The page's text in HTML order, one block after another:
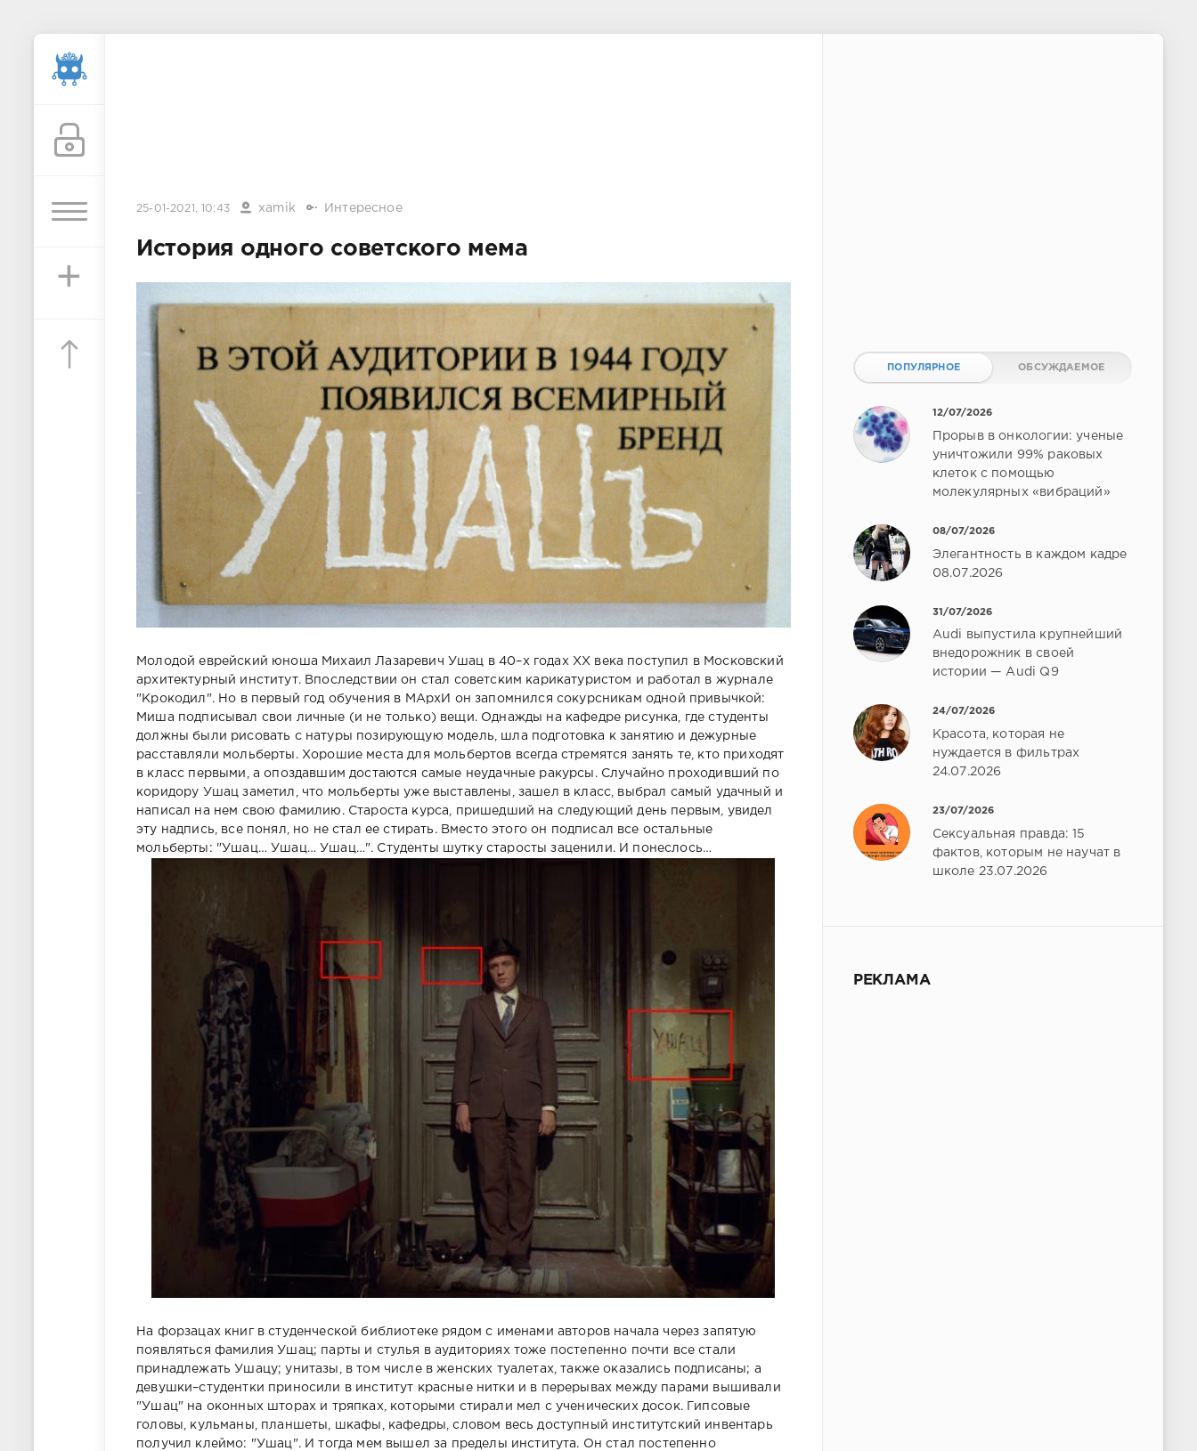
+
25-01-2021, 10:43 xamik Интересное
История одного советского мема
Молодой еврейский юноша Михаил Лазаревич Ушац в 40–х годах XX века поступил в Московский
архитектурный институт. Впоследствии он стал советским карикатуристом и работал в журнале
"Крокодил". Но в первый год обучения в МАрхИ он запомнился сокурсникам одной привычкой:
Миша подписывал свои личные (и не только) вещи. Однажды на кафедре рисунка, где студенты
должны были рисовать с натуры позирующую модель, шла подготовка к занятию и дежурные
расставляли мольберты. Хорошие места для мольбертов всегда стремятся занять те, кто приходят
в класс первыми, а опоздавшим достаются самые неудачные ракурсы. Случайно проходивший по
коридору Ушац заметил, что мольберты уже выставлены, зашел в класс, выбрал самый удачный и
написал на нем свою фамилию. Староста курса, пришедший на следующий день первым, увидел
эту надпись, все понял, но не стал ее стирать. Вместо этого он подписал все остальные
мольберты: "Ушац… Ушац… Ушац…". Студенты шутку старосты заценили. И понеслось…
На форзацах книг в студенческой библиотеке рядом с именами авторов начала через запятую
появляться фамилия Ушац; парты и стулья в аудиториях тоже постепенно почти все стали
принадлежать Ушацу; унитазы, в том числе в женских туалетах, также оказались подписаны; а
девушки–студентки приносили в институт красные нитки и в перерывах между парами вышивали
"Ушац" на оконных шторах и тряпках, которыми стирали мел с ученических досок. Гипсовые
головы, кульманы, планшеты, шкафы, кафедры, словом весь доступный институтский инвентарь
получил клеймо: "Ушац". И тогда мем вышел за пределы института. Он стал постепенно
ПОПУЛЯРНОЕ ОБСУЖДАЕМОЕ
12/07/2026
Прорыв в онкологии: ученые
уничтожили 99% раковых
клеток с помощью
молекулярных «вибраций»
08/07/2026
Элегантность в каждом кадре
08.07.2026
31/07/2026
Audi выпустила крупнейший
внедорожник в своей
истории — Audi Q9
24/07/2026
Красота, которая не
нуждается в фильтрах
24.07.2026
23/07/2026
Сексуальная правда: 15
фактов, которым не научат в
школе 23.07.2026
РЕКЛАМА